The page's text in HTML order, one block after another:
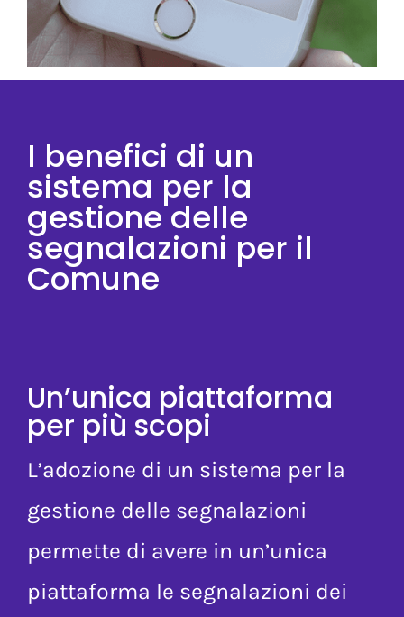
I benefici di un
sistema per la
gestione delle
segnalazioni
Un’unica piattaforma
per più scopi
L’adozione di un sistema per la
gestione delle segnalazioni
permette di avere in un’unica